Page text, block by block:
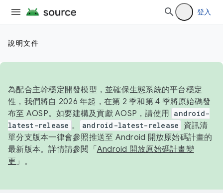
登入
說明文件
為配合主幹穩定開發模型，並確保生態系統的平台穩定
性，我們將自 2026 年起，在第 2 季和第 4 季將原始碼發
布至 AOSP。如要建構及貢獻 AOSP，請使用 android-
latest-release 。 android-latest-release
資訊清
單分支版本一律會參照推送至 Android 開放原始碼計畫的
最新版本。詳情請參閱「 Android 開放原始碼計畫變
更 」。